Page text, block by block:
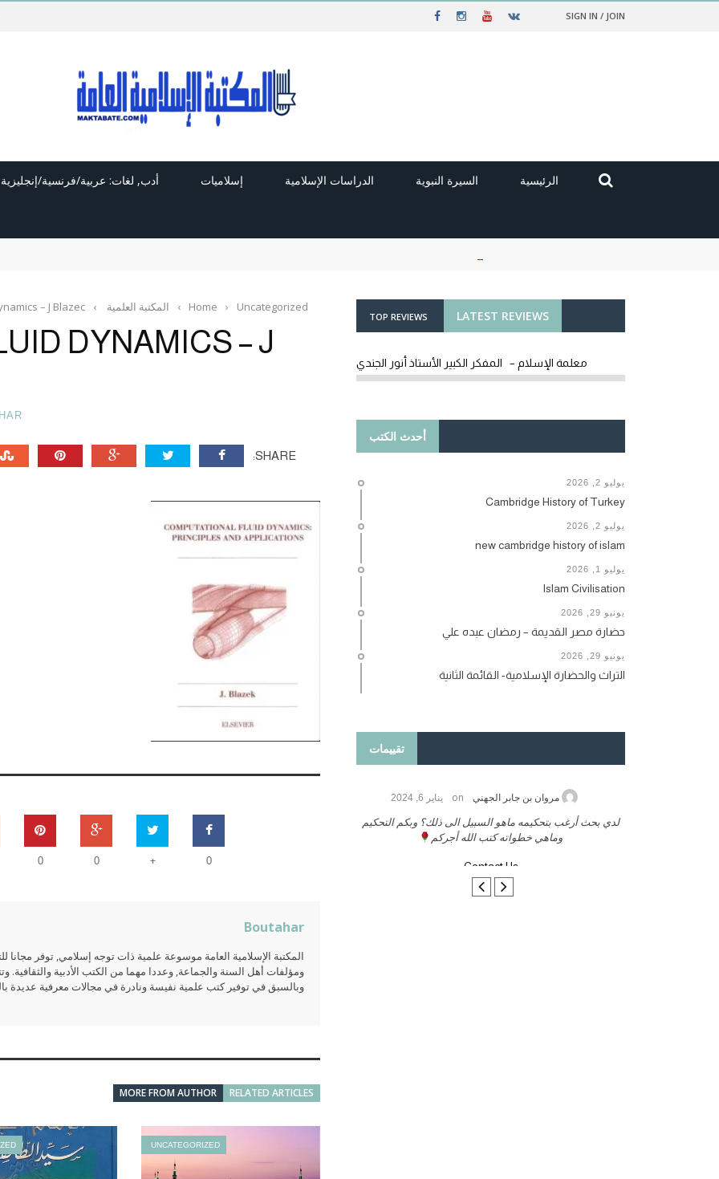
SIGN IN / JOIN
الرئيسية السيرة النبوية الدراسات الإسلامية إسلاميات أدب, لغات: عربية/فرنسية/إنجليزية
Home › Uncategorized
› المكتبة العلمية ›
– J Blazec
DYNAMICS – J
SHARE:
0
+
0
0
Boutahar
المكتبة الإسلامية العامة موسوعة علمية ذات توجه إسلامي, توفر
ومؤلفات أهل السنة والجماعة, وعددا مهما من الكتب الأدبية والثقافية.
وبالسبق في توفير كتب علمية نفيسة ونادرة في مجالات معرفية عديدة
RELATED ARTICLES
MORE FROM AUTHOR
UNCATEGORIZED
LATEST REVIEWS
TOP REVIEWS
معلمة الإسلام – المفكر الكبير الأستاذ أنور الجندي
أحدث الكتب
يوليو 2, 2026
Cambridge History of Turkey
يوليو 2, 2026
new cambridge history of islam
يوليو 1, 2026
Islam Civilisation
يونيو 29, 2026
حضارة مصر القديمة – رمضان عبده علي
يونيو 29, 2026
التراث والحضارة الإسلامية- القائمة الثانية
تقييمات
مروان بن جابر الجهني on يناير 6, 2024
لدي بحث أرغب بتحكيمه ماهو السبيل الى ذلك؟ وبكم التحكيم
وماهي خطواته كتب الله أجركم
Contact Us